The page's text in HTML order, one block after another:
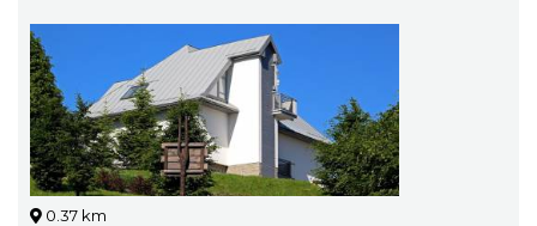
0.37 km